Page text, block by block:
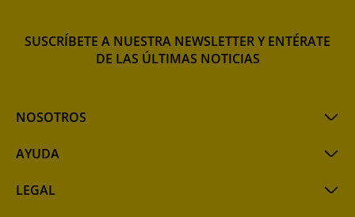
NOSOTROS
AYUDA
LEGAL
SUSCRÍBETE A NUESTRA NEWSLETTER Y ENTÉRATE
DE LAS ÚLTIMAS NOTICIAS